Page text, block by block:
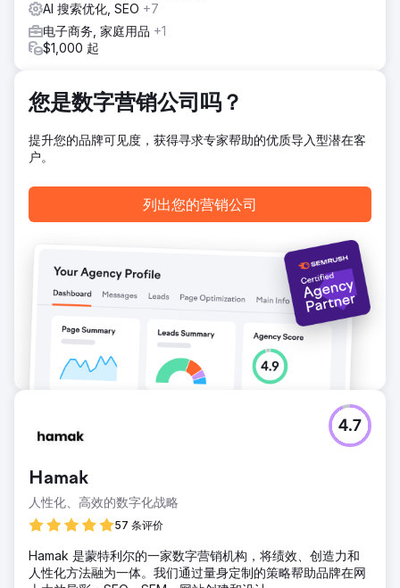
AI 搜索优化, SEO +7
电子商务, 家庭用品 +1
$1,000 起
您是数字营销公司吗？
提升您的品牌可见度，获得寻求专家帮助的优质导入型潜在客
户。
列出您的营销公司
Hamak
人性化、高效的数字化战略
57 条评价
4.7
Hamak 是蒙特利尔的一家数字营销机构，将绩效、创造力和
人性化方法融为一体。我们通过量身定制的策略帮助品牌在网